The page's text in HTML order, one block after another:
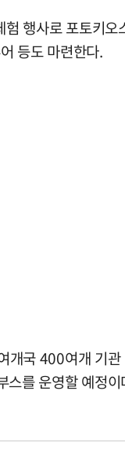
험 행사로 포토키오
등도 마련한다.
개국 400여개 기관
스를 운영할 예정이